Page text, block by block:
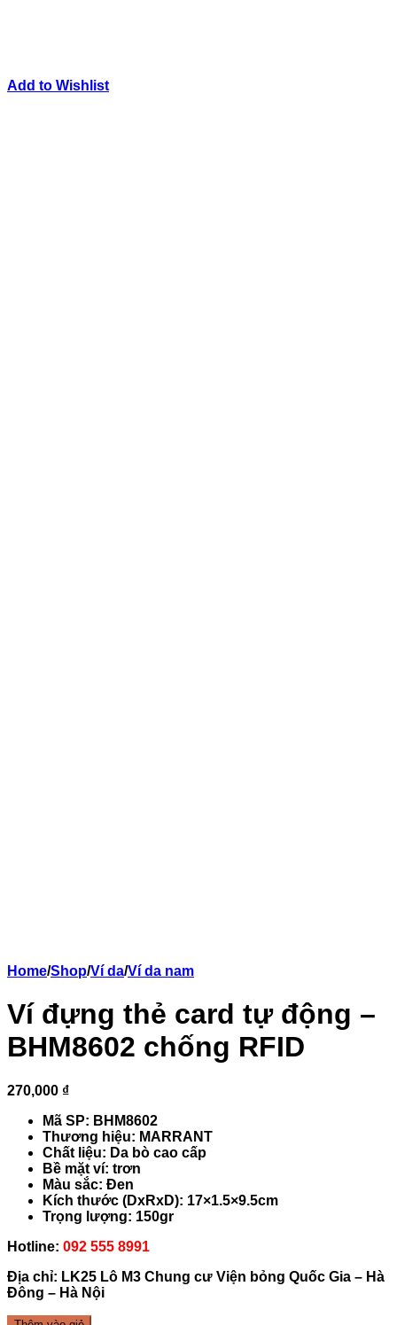
Add to Wishlist
Home/Shop/Ví da/Ví da nam
Ví đựng thẻ card tự động –
BHM8602 chống RFID
270,000 ₫
Mã SP: BHM8602
Thương hiệu: MARRANT
Chất liệu: Da bò cao cấp
Bề mặt ví: trơn
Màu sắc: Đen
Kích thước (DxRxD): 17×1.5×9.5cm
Trọng lượng: 150gr
Hotline: 092 555 8991
Địa chỉ: LK25 Lô M3 Chung cư Viện bỏng Quốc Gia – Hà
Đông – Hà Nội